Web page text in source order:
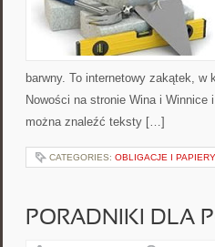
barwny. To internetowy zakątek, w
Nowości na stronie Wina i
można znaleźć teksty […]
CATEGORIES: OBLIGACJE I
PORADNIKI DLA